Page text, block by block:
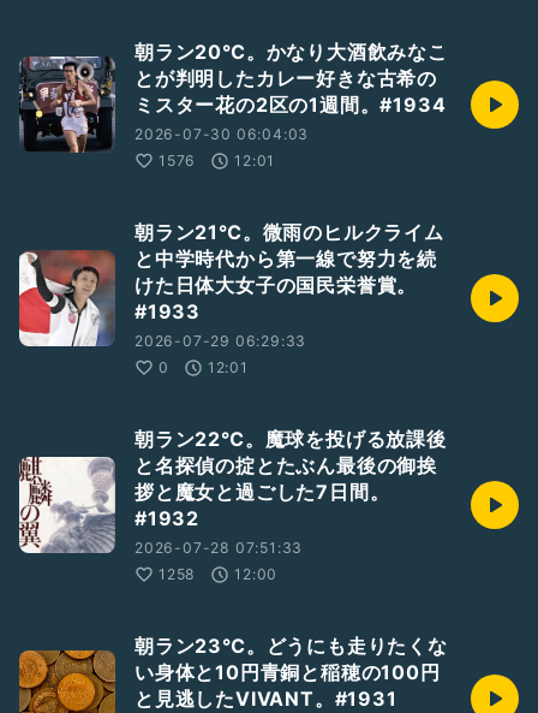
朝ラン20℃。かなり大酒飲みなこ
とが判明したカレー好きな古希の
ミスター花の2区の1週間。#1934
2026-07-30 06:04:03
1576
12:01
朝ラン21℃。微雨のヒルクライム
と中学時代から第一線で努力を続
けた日体大女子の国民栄誉賞。
#1933
2026-07-29 06:29:33
0
12:01
朝ラン22℃。魔球を投げる放課後
と名探偵の掟とたぶん最後の御挨
拶と魔女と過ごした7日間。
#1932
2026-07-28 07:51:33
1258
12:00
朝ラン23℃。どうにも走りたくな
い身体と10円青銅と稲穂の100円
と見逃したVIVANT。#1931